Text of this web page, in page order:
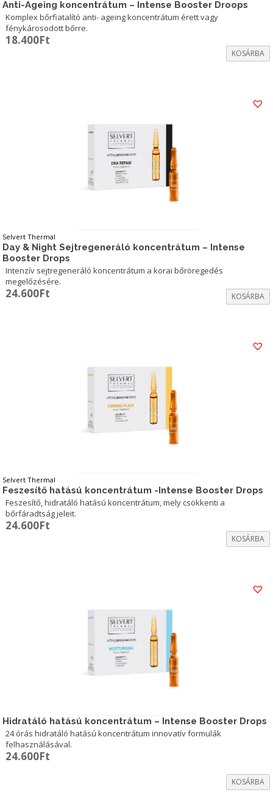
Anti-Ageing koncentrátum – Intense Booster Droops
Komplex bőrfiatalító anti- ageing koncentrátum érett vagy
fénykárosodott bőrre.
18.400Ft
KOSÁRBA
Selvert Thermal
Day & Night Sejtregeneráló koncentrátum – Intense
Booster Drops
Intenzív sejtregeneráló koncentrátum a korai bőröregedés
megelőzésére.
24.600Ft KOSÁRBA
Selvert Thermal
Feszesítő hatású koncentrátum -Intense Booster Drops
Feszesítő, hidratáló hatású koncentrátum, mely csökkenti a
bőrfáradtság jeleit.
24.600Ft
KOSÁRBA
Hidratáló hatású koncentrátum – Intense Booster Drops
24 órás hidratáló hatású koncentrátum innovatív formulák
felhasználásával.
24.600Ft
KOSÁRBA